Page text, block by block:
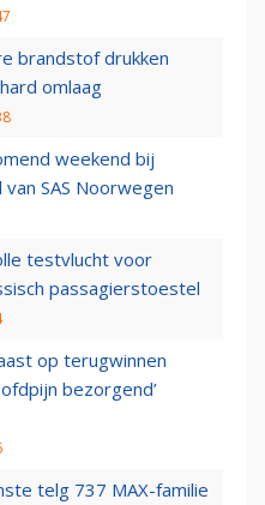
brandstof drukken
omlaag
weekend bij
SAS Noorwegen
testvlucht voor
passagierstoestel
op terugwinnen
bezorgend’
telg 737 MAX-familie